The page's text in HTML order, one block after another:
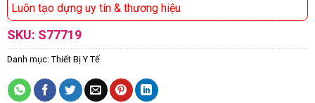
Luôn tạo dựng uy tín & thương hiệu
SKU: S77719
Danh mục: Thiết Bị Y Tế